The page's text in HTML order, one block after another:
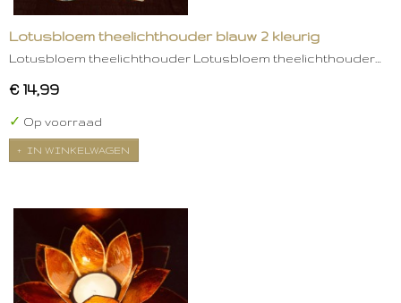
Lotusbloem theelichthouder blauw 2 kleurig
Lotusbloem theelichthouder Lotusbloem theelichthouder…
€ 14,99
✓ Op voorraad
IN WINKELWAGEN